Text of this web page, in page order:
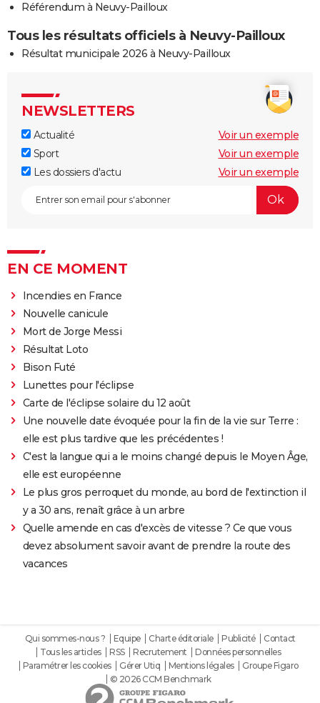
Référendum à Neuvy-Pailloux
Tous les résultats officiels à Neuvy-Pailloux
Résultat municipale 2026 à Neuvy-Pailloux
NEWSLETTERS
Actualité
Voir un exemple
Sport
Voir un exemple
Les dossiers d'actu
Voir un exemple
EN CE MOMENT
Incendies en France
Nouvelle canicule
Mort de Jorge Messi
Résultat Loto
Bison Futé
Lunettes pour l'éclipse
Carte de l'éclipse solaire du 12 août
Une nouvelle date évoquée pour la fin de la vie sur Terre :
elle est plus tardive que les précédentes !
C'est la langue qui a le moins changé depuis le Moyen Âge,
elle est européenne
Le plus gros perroquet du monde, au bord de l'extinction il
y a 30 ans, renaît grâce à un arbre
Quelle amende en cas d'excès de vitesse ? Ce que vous
devez absolument savoir avant de prendre la route des
vacances
Qui sommes-nous ? Equipe Charte éditoriale Publicité
Contact
Tous les articles
RSS Recrutement
Données personnelles
Paramétrer les cookies
Gérer Utiq Mentions légales
Groupe Figaro
© 2026 CCM Benchmark